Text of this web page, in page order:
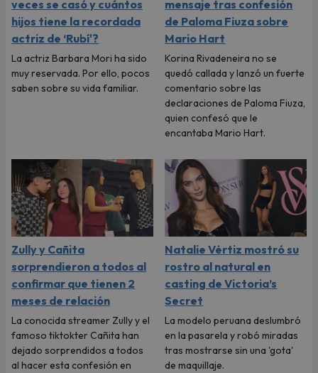
veces se casó y cuántos
hijos tiene la recordada
actriz de ‘Rubí'?
La actriz Barbara Mori ha sido
muy reservada. Por ello, pocos
saben sobre su vida familiar.
mensaje tras confesión
de Paloma Fiuza sobre
Mario Hart
Korina Rivadeneira no se
quedó callada y lanzó un fuerte
comentario sobre las
declaraciones de Paloma Fiuza,
quien confesó que le
encantaba Mario Hart.
Zully y Cañita
sorprendieron a todos al
confirmar que tienen 2
meses de relación
La conocida streamer Zully y el
famoso tiktokter Cañita han
dejado sorprendidos a todos
al hacer esta confesión en
Natalie Vértiz mostró su
rostro al natural en
casting de Victoria’s
Secret
La modelo peruana deslumbró
en la pasarela y robó miradas
tras mostrarse sin una 'gota'
de maquillaje.